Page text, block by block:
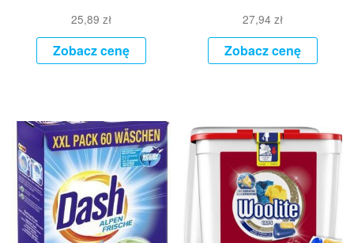
25,89 zł
Zobacz cenę
27,94zł
Zobacz cenę